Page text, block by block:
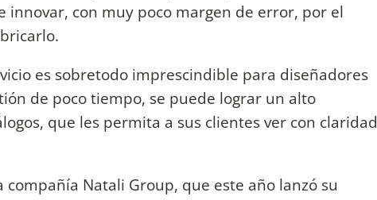
innovar, con muy poco margen de error, por el
es sobretodo imprescindible para diseñadores
de poco tiempo, se puede lograr un alto
que les permita a sus clientes ver con claridad
Natali Group, que este año lanzó su